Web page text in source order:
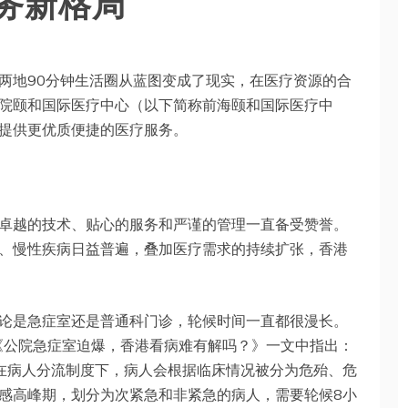
地90分钟生活圈从蓝图变成了现实，在医疗资源的合
颐和国际医疗中心（以下简称前海颐和国际医疗中
供更优质便捷的医疗服务。
的技术、贴心的服务和严谨的管理一直备受赞誉。
慢性疾病日益普遍，叠加医疗需求的持续扩张，香港
急症室还是普通科门诊，轮候时间一直都很漫长。
院急症室迫爆，香港看病难有解吗？》一文中指出：
人分流制度下，病人会根据临床情况被分为危殆、危
高峰期，划分为次紧急和非紧急的病人，需要轮候8小